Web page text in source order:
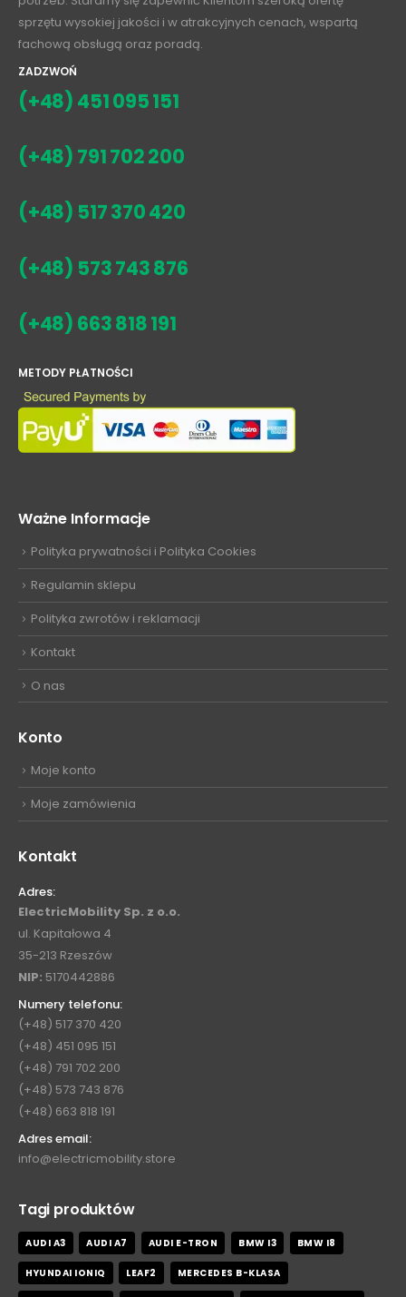
potrzeb. Staramy się zapewnić Klientom szeroką ofertę
sprzętu wysokiej jakości i w atrakcyjnych cenach, wspartą
fachową obsługą oraz poradą.
ZADZWOŃ
METODY PŁATNOŚCI
Ważne Informacje
Polityka prywatności i Polityka Cookies
Regulamin sklepu
Polityka zwrotów i reklamacji
Kontakt
Konto
Moje zamówienia
Adres:
ElectricMobility Sp. z o.o.
ul. Kapitałowa 4
35-213 Rzeszów
NIP:5170442886
Numery telefonu:
(+48) 517 370 420
(+48) 451 095 151
(+48) 791 702 200
(+48) 573 743 876
(+48) 663 818 191
Adres email:
Tagi produktów
AUDI A3 AUDI A7 AUDI E-TRON BMW I3